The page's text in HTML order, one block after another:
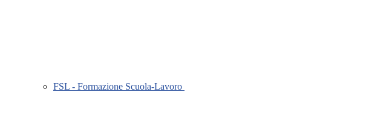
FSL - Formazione Scuola-Lavoro